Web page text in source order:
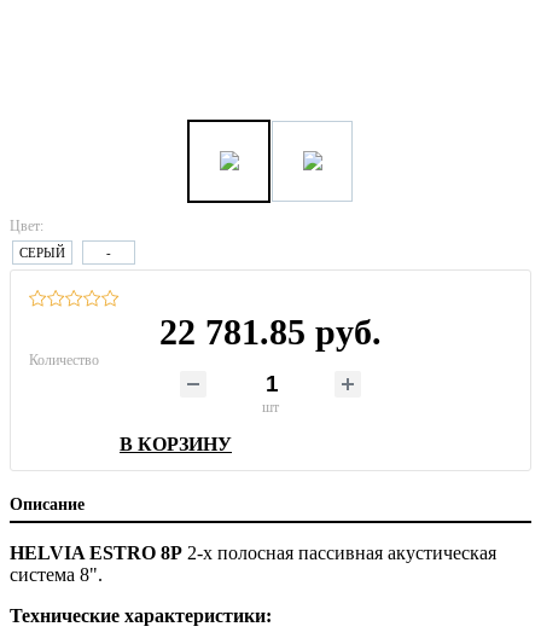
Цвет:
СЕРЫЙ -
22 781.85 руб.
Количество
шт
В КОРЗИНУ
Описание
HELVIA ESTRO 8P 2-х полосная пассивная акустическая
система 8".
Технические характеристики: